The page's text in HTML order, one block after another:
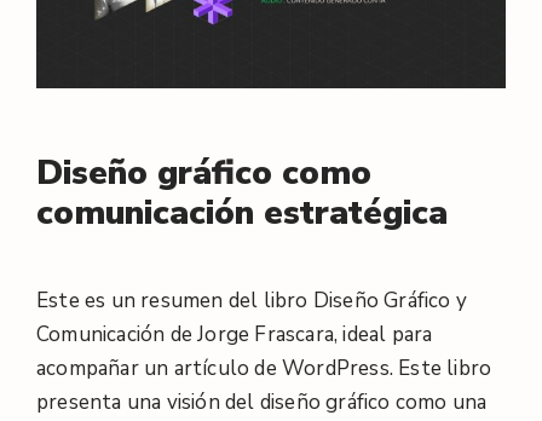
Diseño gráfico como
comunicación estratégica
Este es un resumen del libro Diseño Gráfico y
Comunicación de Jorge Frascara, ideal para
acompañar un artículo de WordPress. Este libro
presenta una visión del diseño gráfico como una